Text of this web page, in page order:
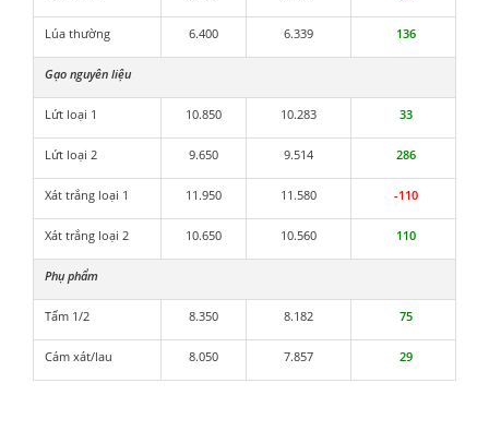
Lúa thường 6.400 6.339 136
Gạo nguyên liệu
Lứt loại 1 10.850 10.283 33
Lứt loại 2 9.650 9.514 286
Xát trắng loại 1 11.950 11.580 -110
Xát trắng loại 2 10.650 10.560 110
Phụ phẩm
Tấm 1/2 8.350 8.182 75
Cám xát/lau 8.050 7.857 29